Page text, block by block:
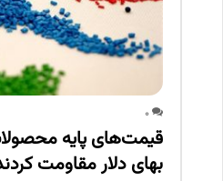
0
قیمت‌های پایه
بهای دلار مقاومت